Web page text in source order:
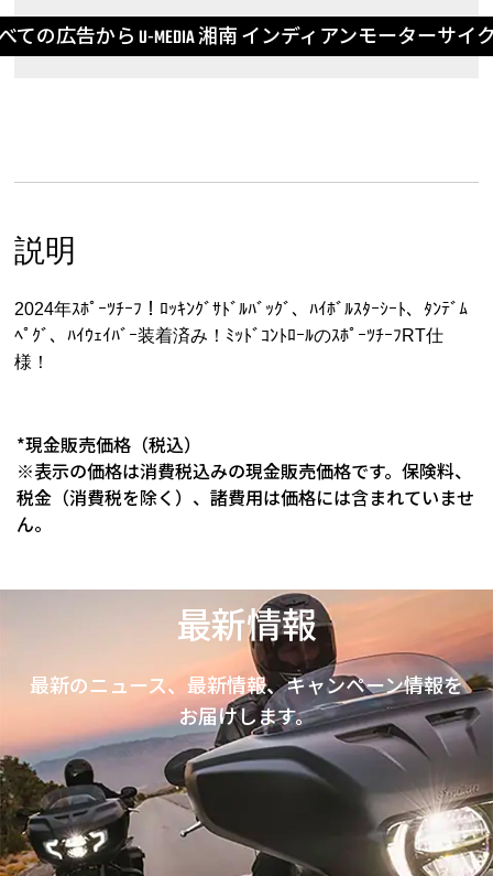
ての広告から U-MEDIA 湘南 インディアンモーターサイ
説明
2024年ｽﾎﾟｰﾂﾁｰﾌ！ﾛｯｷﾝｸﾞｻﾄﾞﾙﾊﾞｯｸﾞ、ﾊｲﾎﾞﾙｽﾀｰｼｰﾄ、ﾀﾝﾃﾞﾑ
ﾍﾟｸﾞ、ﾊｲｳｪｲﾊﾞｰ装着済み！ﾐｯﾄﾞｺﾝﾄﾛｰﾙのｽﾎﾟｰﾂﾁｰﾌRT仕
様！
*現金販売価格（税込）
※表示の価格は消費税込みの現金販売価格です。保険料、
税金（消費税を除く）、諸費用は価格には含まれていませ
ん。
最新情報
最新のニュース、最新情報、キャンペーン情報を
お届けします。